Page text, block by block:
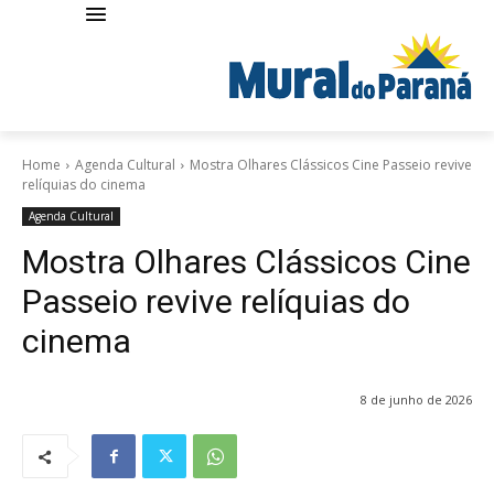
Home Agenda Cultural
Mostra Olhares Clássicos Cine Passeio revive
relíquias do cinema
Agenda Cultural
Mostra Olhares Clássicos Cine
Passeio revive relíquias do
cinema
8 de junho de 2026